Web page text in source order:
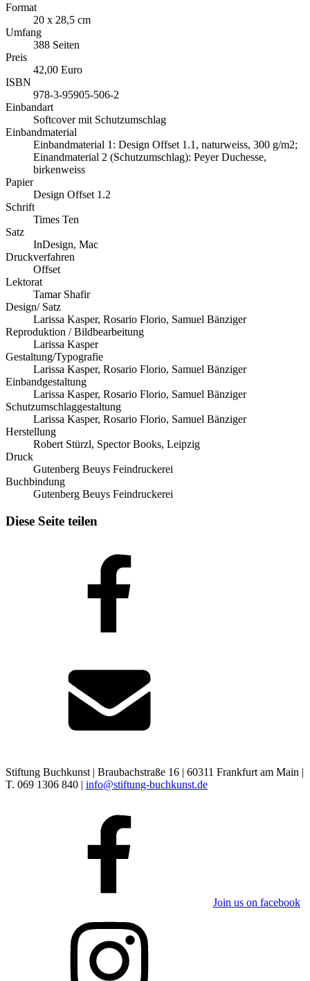
Format
20 x 28,5 cm
Umfang
388 Seiten
Preis
42,00 Euro
ISBN
978-3-95905-506-2
Einbandart
Softcover mit Schutzumschlag
Einbandmaterial
Einbandmaterial 1: Design Offset 1.1, naturweiss, 300 g/m2;
Einandmaterial 2 (Schutzumschlag): Peyer Duchesse,
birkenweiss
Papier
Design Offset 1.2
Schrift
Times Ten
Satz
InDesign, Mac
Druckverfahren
Offset
Lektorat
Tamar Shafir
Design/ Satz
Larissa Kasper, Rosario Florio, Samuel Bänziger
Reproduktion / Bildbearbeitung
Larissa Kasper
Gestaltung/Typografie
Larissa Kasper, Rosario Florio, Samuel Bänziger
Einbandgestaltung
Larissa Kasper, Rosario Florio, Samuel Bänziger
Schutzumschlaggestaltung
Larissa Kasper, Rosario Florio, Samuel Bänziger
Herstellung
Robert Stürzl, Spector Books, Leipzig
Druck
Gutenberg Beuys Feindruckerei
Buchbindung
Gutenberg Beuys Feindruckerei
Diese Seite teilen
Stiftung Buchkunst | Braubachstraße 16 | 60311 Frankfurt am Main |
T. 069 1306 840 | info@stiftung-buchkunst.de
Join us on facebook